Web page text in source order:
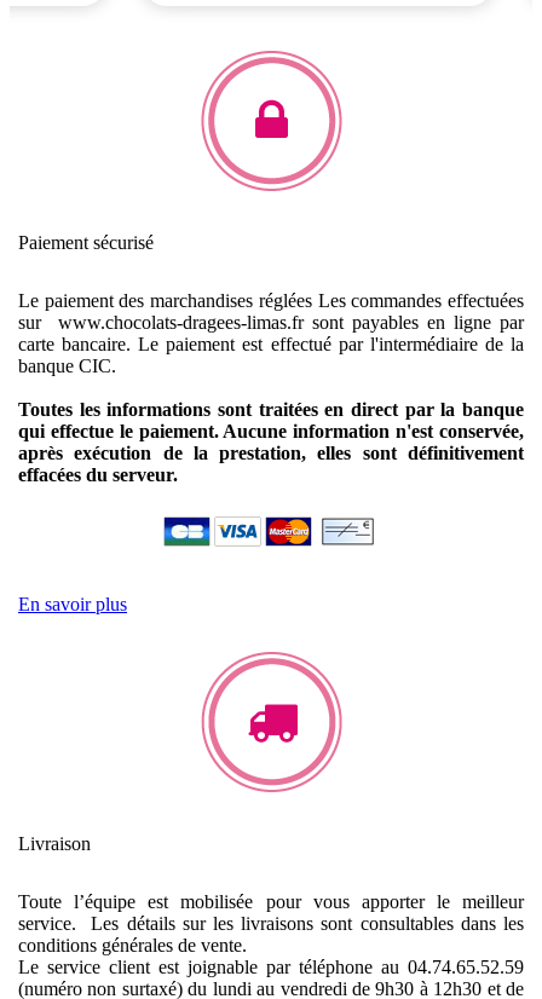
Paiement sécurisé
Le paiement des marchandises réglées Les commandes effectuées
sur www.chocolats-dragees-limas.fr sont payables en ligne par
carte bancaire. Le paiement est effectué par l'intermédiaire de la
banque CIC.
Toutes les informations sont traitées en direct par la banque
qui effectue le paiement. Aucune information n'est conservée,
après exécution de la prestation, elles sont définitivement
effacées du serveur.
En savoir plus
Livraison
Toute l’équipe est mobilisée pour vous apporter le meilleur
service. Les détails sur les livraisons sont consultables dans les
conditions générales de vente.
Le service client est joignable par téléphone au 04.74.65.52.59
(numéro non surtaxé) du lundi au vendredi de 9h30 à 12h30 et de